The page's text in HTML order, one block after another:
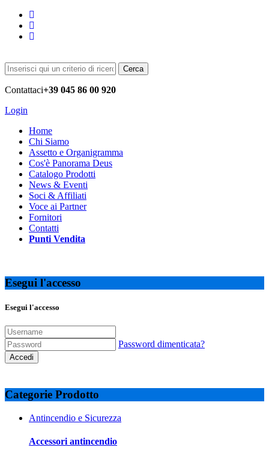
Cerca
Contattaci+39 045 86 00 920
Login
Home
Chi Siamo
Assetto e Organigramma
Cos'è Panorama Deus
Catalogo Prodotti
News & Eventi
Soci & Affiliati
Voce ai Partner
Fornitori
Contatti
Punti Vendita
Esegui l'accesso
Esegui l'accesso
Password dimenticata?
Accedi
Categorie Prodotto
Antincendio e Sicurezza
Accessori antincendio